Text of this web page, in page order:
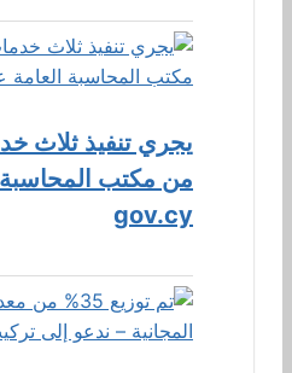
يجري تنفيذ ثلاث
من مكتب المحاسبة
gov.cy